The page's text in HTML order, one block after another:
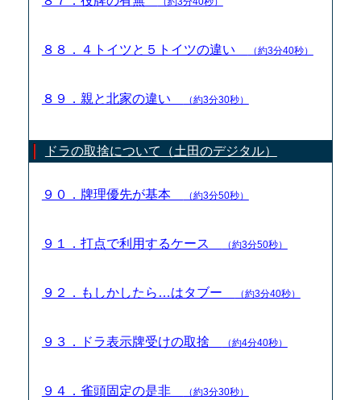
８８．４トイツと５トイツの違い （約3分40秒）
８９．親と北家の違い （約3分30秒）
ドラの取捨について（土田のデジタル）
９０．牌理優先が基本 （約3分50秒）
９１．打点で利用するケース （約3分50秒）
９２．もしかしたら…はタブー （約3分40秒）
９３．ドラ表示牌受けの取捨 （約4分40秒）
９４．雀頭固定の是非 （約3分30秒）